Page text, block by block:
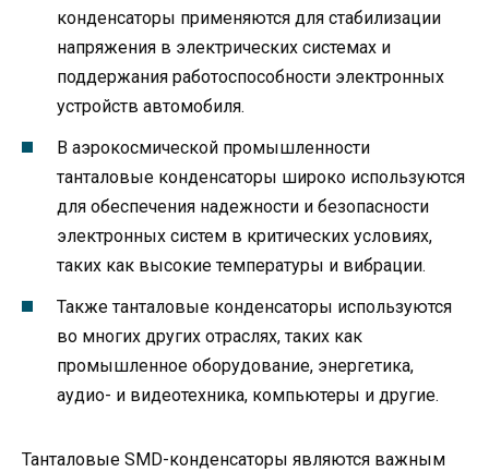
конденсаторы применяются для стабилизации
напряжения в электрических системах и
поддержания работоспособности электронных
устройств автомобиля.
В аэрокосмической промышленности
танталовые конденсаторы широко используются
для обеспечения надежности и безопасности
электронных систем в критических условиях,
таких как высокие температуры и вибрации.
Также танталовые конденсаторы используются
во многих других отраслях, таких как
промышленное оборудование, энергетика,
аудио- и видеотехника, компьютеры и другие.
Танталовые SMD-конденсаторы являются важным